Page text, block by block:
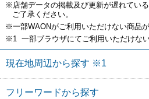
※店舗データの掲載及び更新が遅れてい
ご了承ください。
※一部WAONがご利用いただけない商品が
※1 一部ブラウザにてご利用いただけない
現在地周辺から探す ※1
フリーワードから探す